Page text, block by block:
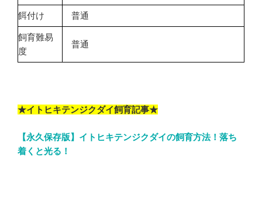
餌付け 普通
飼育難易
度
普通
★イトヒキテンジクダイ飼育記事★
【永久保存版】イトヒキテンジクダイの飼育方法！落ち
着くと光る！